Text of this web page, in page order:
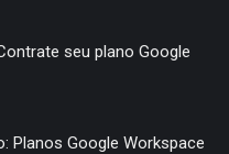
seu plano Google
Planos Google Workspace